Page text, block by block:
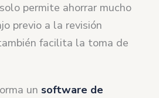
permite ahorrar mucho
previo a la revisión
facilita la toma de
un software de